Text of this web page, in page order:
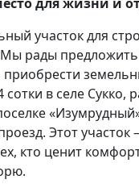
участок для
рады
в селе Сукко,
Этот участок
кто ценит